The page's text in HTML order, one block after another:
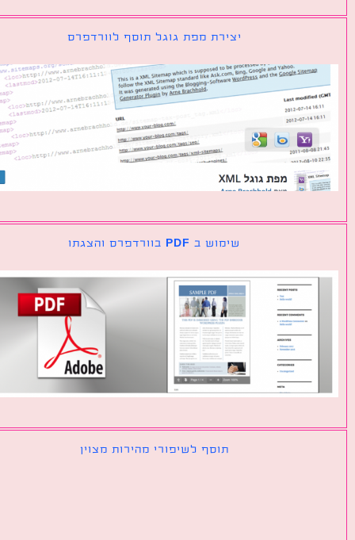
יצירת מפת גוגל תוסף לוורדפרס
שימוש ב PDF בוורדפרס והצגתו
תוסף לשיפורי מהירות מצוין